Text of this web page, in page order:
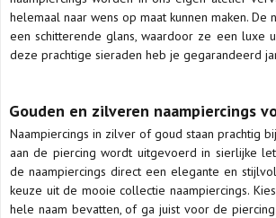
helemaal naar wens op maat kunnen maken. De
een schitterende glans, waardoor ze een luxe
deze prachtige sieraden heb je gegarandeerd
Gouden en zilveren naampiercings
Naampiercings in zilver of goud staan prachtig
aan de piercing wordt uitgevoerd in sierlijke
de naampiercings direct een elegante en
keuze uit de mooie collectie naampiercings.
hele naam bevatten, of ga juist voor de